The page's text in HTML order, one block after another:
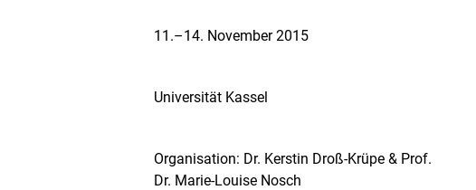
11.–14. November 2015
Universität Kassel
Organisation: Dr. Kerstin Droß-Krüpe & Prof.
Dr. Marie-Louise Nosch